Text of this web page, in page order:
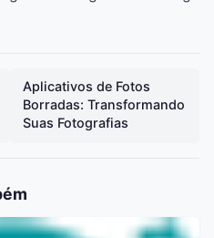
Aplicativos de Fotos
Borradas: Transformando
Suas Fotografias